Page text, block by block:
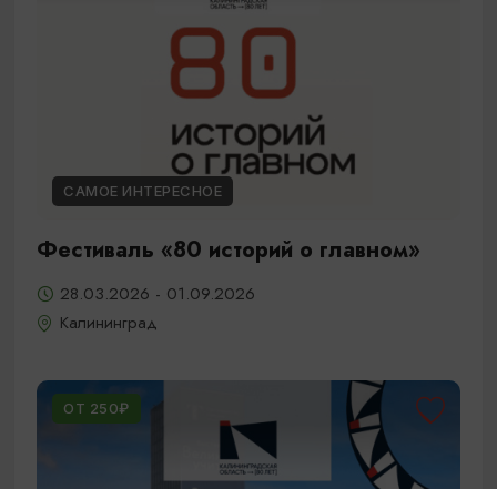
САМОЕ ИНТЕРЕСНОЕ
Фестиваль «80 историй о главном»
28.03.2026 - 01.09.2026
Калининград
ОТ 250₽